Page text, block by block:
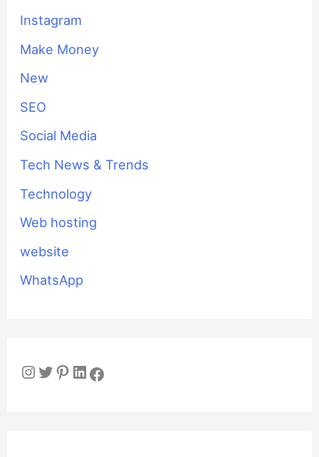
Instagram
Make Money
New
SEO
Social Media
Tech News & Trends
Technology
Web hosting
website
WhatsApp
Instagram Twitter Pinterest LinkedIn Facebook